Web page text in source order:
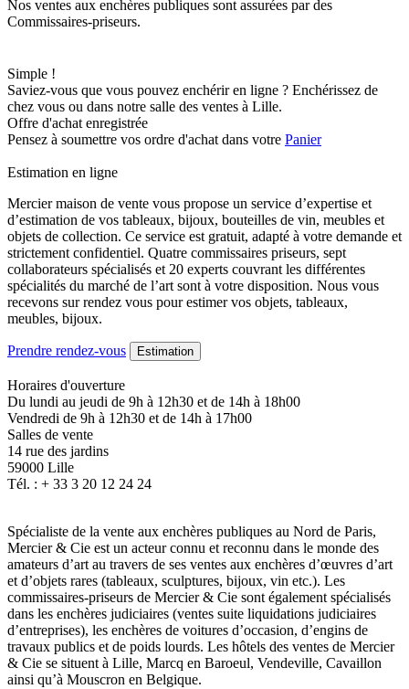
Nos ventes aux enchères publiques sont assurées par des
Commissaires-priseurs.
Simple !
Saviez-vous que vous pouvez enchérir en ligne ? Enchérissez de
chez vous ou dans notre salle des ventes à Lille.
Offre d'achat enregistrée
Pensez à soumettre vos ordre d'achat dans votre Panier
Estimation en ligne
Mercier maison de vente vous propose un service d’expertise et
d’estimation de vos tableaux, bijoux, bouteilles de vin, meubles et
objets de collection. Ce service est gratuit, adapté à votre demande et
strictement confidentiel. Quatre commissaires priseurs, sept
collaborateurs spécialisés et 20 experts couvrant les différentes
spécialités du marché de l’art sont à votre disposition. Nous vous
recevons sur rendez vous pour estimer vos objets, tableaux,
meubles, bijoux.
Prendre rendez-vous Estimation
Horaires d'ouverture
Du lundi au jeudi de 9h à 12h30 et de 14h à 18h00
Vendredi de 9h à 12h30 et de 14h à 17h00
Salles de vente
14 rue des jardins
59000 Lille
Tél. : + 33 3 20 12 24 24
Spécialiste de la vente aux enchères publiques au Nord de Paris,
Mercier & Cie est un acteur connu et reconnu dans le monde des
amateurs d’art au travers de ses ventes aux enchères d’œuvres d’art
et d’objets rares (tableaux, sculptures, bijoux, vin etc.). Les
commissaires-priseurs de Mercier & Cie sont également spécialisés
dans les enchères judiciaires (ventes suite liquidations judiciaires
d’entreprises), les enchères de voitures d’occasion, d’engins de
travaux publics et de poids lourds. Les hôtels des ventes de Mercier
& Cie se situent à Lille, Marcq en Baroeul, Vendeville, Cavaillon
ainsi qu’à Mouscron en Belgique.